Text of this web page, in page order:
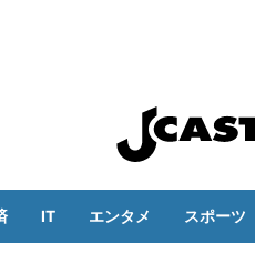
IT エンタメ スポーツ